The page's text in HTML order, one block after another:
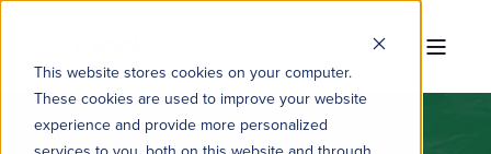
This website stores cookies on your computer.
These cookies are used to improve your website
experience and provide more personalized